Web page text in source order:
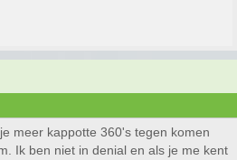
meer kappotte 360's tegen komen
Ik ben niet in denial en als je me kent